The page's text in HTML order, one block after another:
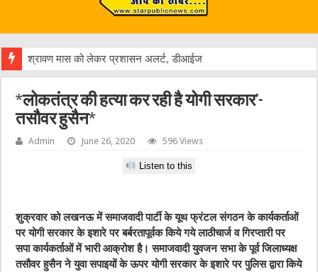
श्रावण मास को लेकर प्रशासन अलर्ट, डीआईजी व एसपी ने पंचमुखी
*लोकतंत्र की हत्या कर रही है योगी सरकार’-
तसौवर हुसैन*
Admin June 26, 2020 596 Views
Listen to this
शुक्रवार को लखनऊ में समाजवादी पार्टी के यूथ फ्रंटल संगठन के कार्यकर्ताओं
पर योगी सरकार के इशारे पर बर्बरतापूर्वक किये गये लाठीचार्ज व गिरप्तारी पर
सपा कार्यकर्ताओं में भारी आक्रोश है। समाजवादी युवजन सभा के पूर्व जिलाध्यक्ष
तसौवर हुसैन ने युवा सपाइयों के ऊपर योगी सरकार के इशारे पर पुलिस द्वारा किये